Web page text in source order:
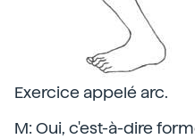
Exercice appelé arc.
M: Oui, c'est-à-dire